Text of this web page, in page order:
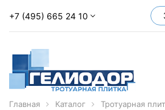
+7 (495) 665 24 10
Главная Каталог Тротуарная